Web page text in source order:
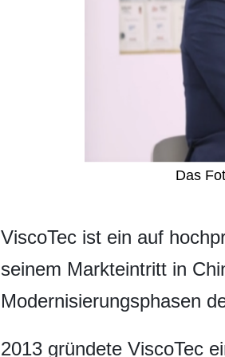
Das
​ViscoTec ist ein auf
seinem Markteintritt in
Modernisierungsphasen
2013 gründete ViscoTec